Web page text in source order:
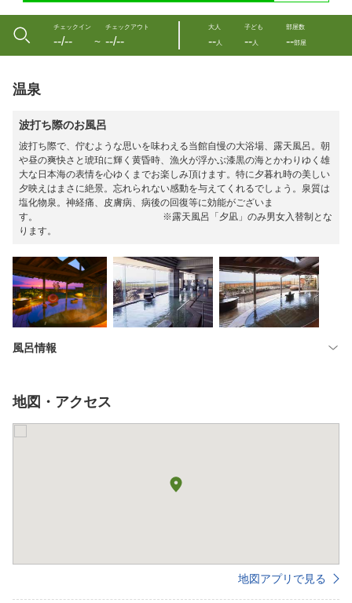
チェックイン
--/-- 〜
チェックアウト
--/--
大人
--人
子ども
--人
部屋数
--部屋
温泉
波打ち際のお風呂
波打ち際で、佇むような思いを味わえる当館自慢の大浴場、露天風呂。朝
や昼の爽快さと琥珀に輝く黄昏時、漁火が浮かぶ漆黒の海とかわりゆく雄
大な日本海の表情を心ゆくまでお楽しみ頂けます。特に夕暮れ時の美しい
夕映えはまさに絶景。忘れられない感動を与えてくれるでしょう。泉質は
塩化物泉。神経痛、皮膚病、病後の回復等に効能がございま
す。 ※露天風呂「夕凪」のみ男女入替制とな
ります。
風呂情報
地図・アクセス
地図アプリで見る